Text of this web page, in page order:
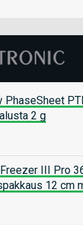
PhaseSheet
2 g
III Pro
12 cm